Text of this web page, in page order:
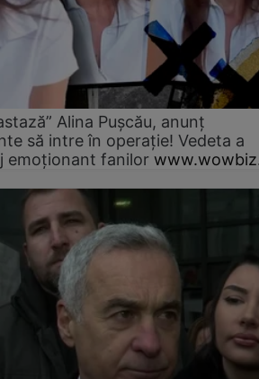
Alina Pușcău, anunț
să intre în operație! Vedeta a
emoționant fanilor